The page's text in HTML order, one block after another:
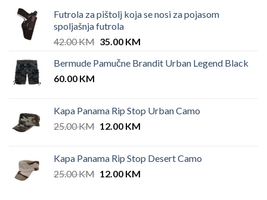
Futrola za pištolj koja se nosi za pojasom
spoljašnja futrola
42.00KM Original
was:
35.00 KMCurrent
is:
Bermude Pamučne Brandit Urban Legend Black
60.00 KM
Kapa Panama Rip Stop Urban Camo
25.00KM Original
25.00 KM.
12.00 KMCurrent
12.00 KM.
Kapa Panama Rip Stop Desert Camo
25.00KM Original
12.00 KMCurrent